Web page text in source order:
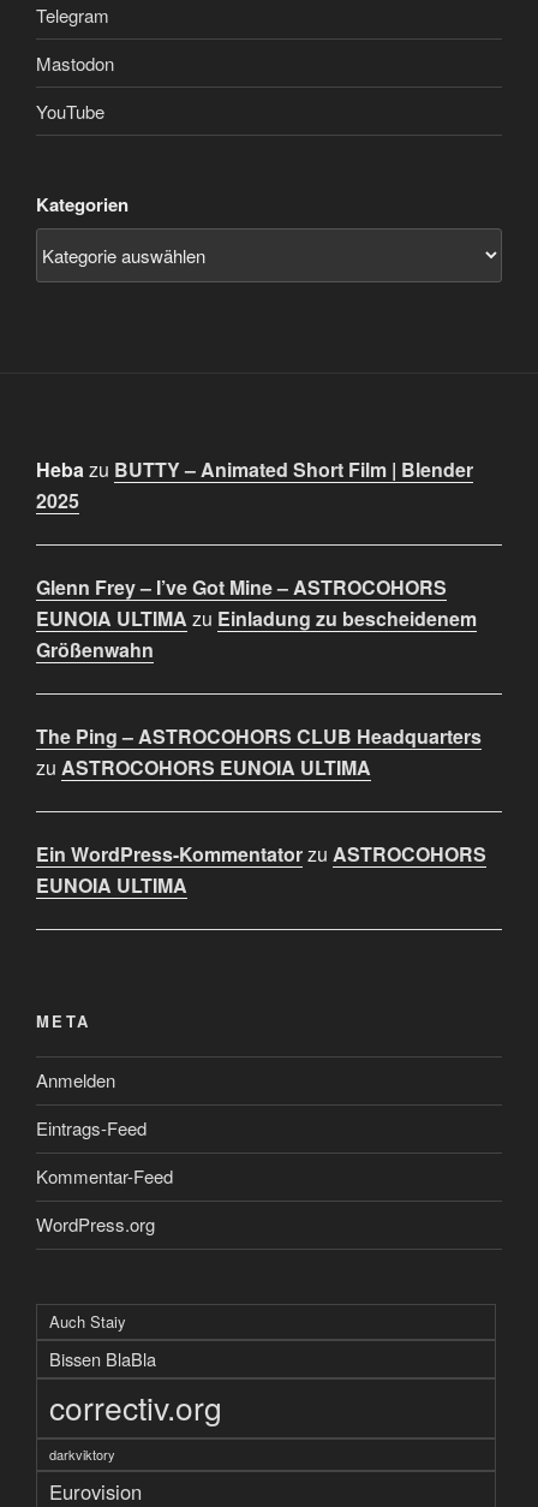
Telegram
Mastodon
YouTube
Kategorien
Hebazu BUTTY – Animated Short Film | Blender
2025
Glenn Frey – I’ve Got Mine – ASTROCOHORS
EUNOIA ULTIMA zu Einladung zu bescheidenem
Größenwahn
The Ping – ASTROCOHORS CLUB Headquarters
zu ASTROCOHORS EUNOIA ULTIMA
Ein WordPress-Kommentatorzu ASTROCOHORS
EUNOIA ULTIMA
META
Anmelden
Eintrags-Feed
Kommentar-Feed
WordPress.org
Auch Staiy
Bissen BlaBla
correctiv.org
darkviktory
Eurovision